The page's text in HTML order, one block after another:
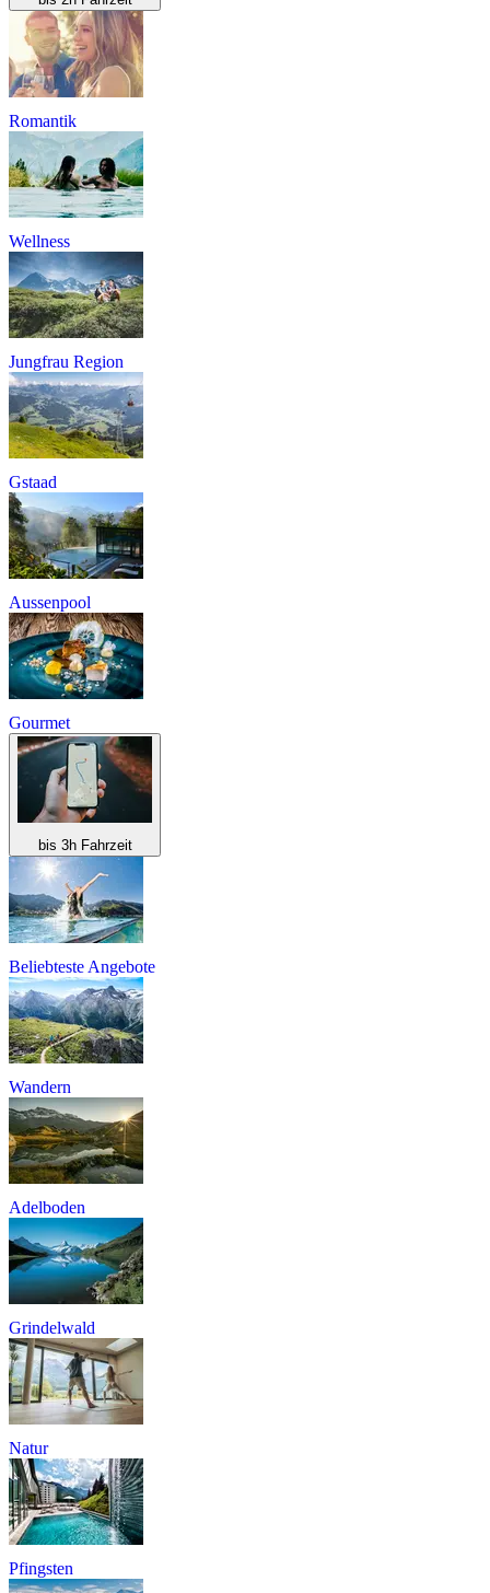
Romantik
Wellness
Jungfrau Region
Gstaad
Aussenpool
Gourmet
bis 3h Fahrzeit
Beliebteste Angebote
Wandern
Adelboden
Grindelwald
Natur
Pfingsten